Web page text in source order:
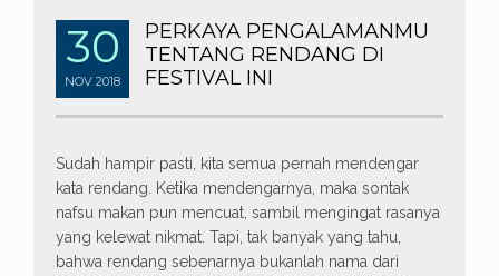
30
NOV 2018
PERKAYA PENGALAMANMU
TENTANG RENDANG DI
FESTIVAL INI
Sudah hampir pasti, kita semua pernah mendengar
kata rendang. Ketika mendengarnya, maka sontak
nafsu makan pun mencuat, sambil mengingat rasanya
yang kelewat nikmat. Tapi, tak banyak yang tahu,
bahwa rendang sebenarnya bukanlah nama dari